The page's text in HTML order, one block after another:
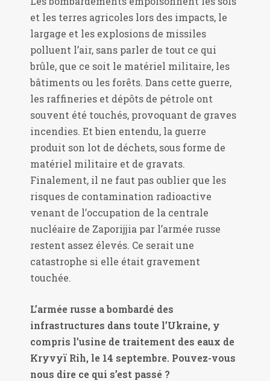
et les terres agricoles lors des impacts, le
largage et les explosions de missiles
polluent l’air, sans parler de tout ce qui
brûle, que ce soit le matériel militaire, les
bâtiments ou les forêts. Dans cette guerre,
les raffineries et dépôts de pétrole ont
souvent été touchés, provoquant de graves
incendies. Et bien entendu, la guerre
produit son lot de déchets, sous forme de
matériel militaire et de gravats.
Finalement, il ne faut pas oublier que les
risques de contamination radioactive
venant de l’occupation de la centrale
nucléaire de Zaporijjia par l’armée russe
restent assez élevés. Ce serait une
catastrophe si elle était gravement
touchée.
L’armée russe a bombardé des
infrastructures dans toute l’Ukraine, y
compris l’usine de traitement des eaux de
Kryvyï Rih, le 14 septembre. Pouvez-vous
nous dire ce qui s’est passé ?